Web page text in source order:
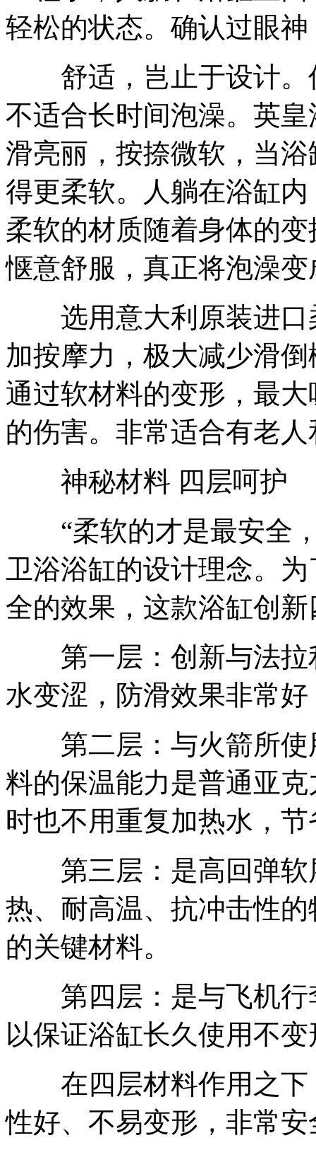
轻松的状态。确认过眼
舒适，岂止于设计。
不适合长时间泡澡。英
滑亮丽，按捺微软，当
得更柔软。人躺在浴缸
柔软的材质随着身体的
惬意舒服，真正将泡澡
选用意大利原装进口
加按摩力，极大减少滑
通过软材料的变形，最
的伤害。非常适合有老
神秘材料 四层呵护
“柔软的才是最安全，
卫浴浴缸的设计理念。
全的效果，这款浴缸创
第一层：创新与法拉
水变涩，防滑效果非常
第二层：与火箭所使
料的保温能力是普通亚
时也不用重复加热水，
第三层：是高回弹软
热、耐高温、抗冲击性
的关键材料。
第四层：是与飞机行
以保证浴缸长久使用不
在四层材料作用之下
性好、不易变形，非常